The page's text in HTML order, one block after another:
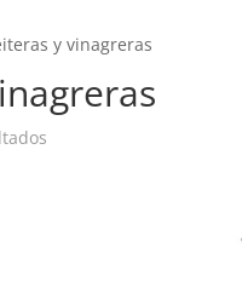
y vinagreras